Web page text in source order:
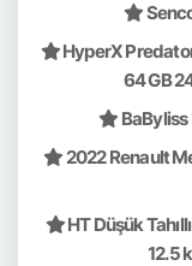
HyperX
64 GB
BaByliss
2022 Renault
HT Düşük
12.5